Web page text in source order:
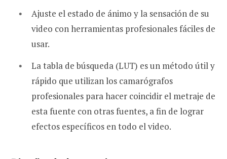
Ajuste el estado de ánimo y la sensación de su
video con herramientas profesionales fáciles de
usar.
La tabla de búsqueda (LUT) es un método útil y
rápido que utilizan los camarógrafos
profesionales para hacer coincidir el metraje de
esta fuente con otras fuentes, a fin de lograr
efectos específicos en todo el video.